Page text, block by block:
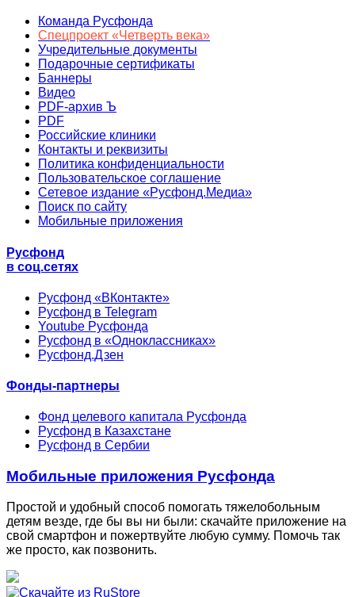
Команда Русфонда
Спецпроект «Четверть века»
Учредительные документы
Подарочные сертификаты
Баннеры
Видео
PDF-архив Ъ
PDF
Российские клиники
Контакты и реквизиты
Политика конфиденциальности
Пользовательское соглашение
Сетевое издание «Русфонд.Медиа»
Поиск по сайту
Мобильные приложения
Русфонд
в соц.сетях
Русфонд «ВКонтакте»
Русфонд в Telegram
Youtube Русфонда
Русфонд в «Одноклассниках»
Русфонд.Дзен
Фонды-партнеры
Фонд целевого капитала Русфонда
Русфонд в Казахстане
Русфонд в Сербии
Мобильные приложения Русфонда
Простой и удобный способ помогать тяжелобольным
детям везде, где бы вы ни были: скачайте приложение на
свой смартфон и пожертвуйте любую сумму. Помочь так
же просто, как позвонить.